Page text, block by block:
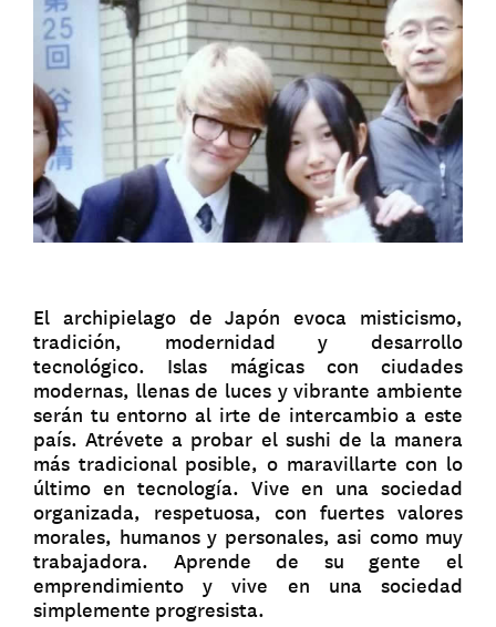
El archipielago de Japón evoca misticismo,
tradición, modernidad y desarrollo
tecnológico. Islas mágicas con ciudades
modernas, llenas de luces y vibrante ambiente
serán tu entorno al irte de intercambio a este
país. Atrévete a probar el sushi de la manera
más tradicional posible, o maravillarte con lo
último en tecnología. Vive en una sociedad
organizada, respetuosa, con fuertes valores
morales, humanos y personales, asi como muy
trabajadora. Aprende de su gente el
emprendimiento y vive en una sociedad
simplemente progresista.